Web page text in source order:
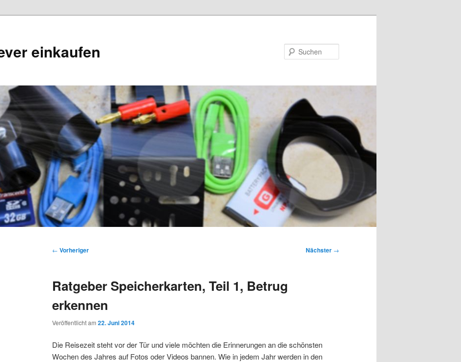
einkaufen
Beitragsnavigation
← Vorheriger Nächster →
Ratgeber Speicherkarten, Teil 1, Betrug
erkennen
Veröffentlicht am 22. Juni 2014
Die Reisezeit steht vor der Tür und viele möchten die Erinnerungen an die schönsten
Wochen des Jahres auf Fotos oder Videos bannen. Wie in jedem Jahr werden in den